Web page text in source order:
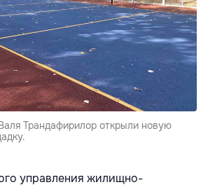
Трандафирилор открыли новую
управления жилищно-